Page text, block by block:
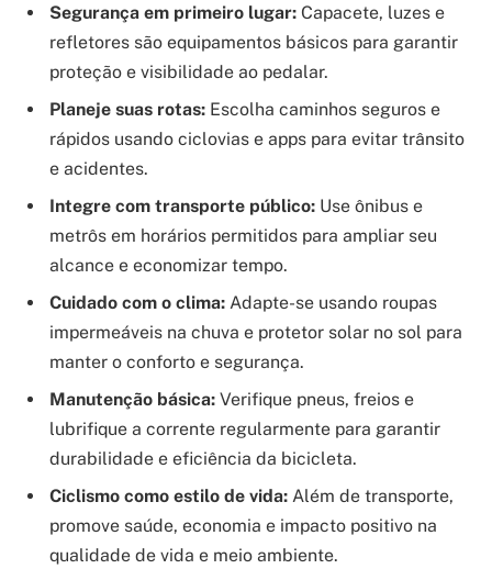
Segurança em primeiro lugar: Capacete, luzes e
refletores são equipamentos básicos para garantir
proteção e visibilidade ao pedalar.
Planeje suas rotas: Escolha caminhos seguros e
rápidos usando ciclovias e apps para evitar trânsito
e acidentes.
Integre com transporte público: Use ônibus e
metrôs em horários permitidos para ampliar seu
alcance e economizar tempo.
Cuidado com o clima: Adapte-se usando roupas
impermeáveis na chuva e protetor solar no sol para
manter o conforto e segurança.
Manutenção básica: Verifique pneus, freios e
lubrifique a corrente regularmente para garantir
durabilidade e eficiência da bicicleta.
Ciclismo como estilo de vida: Além de transporte,
promove saúde, economia e impacto positivo na
qualidade de vida e meio ambiente.